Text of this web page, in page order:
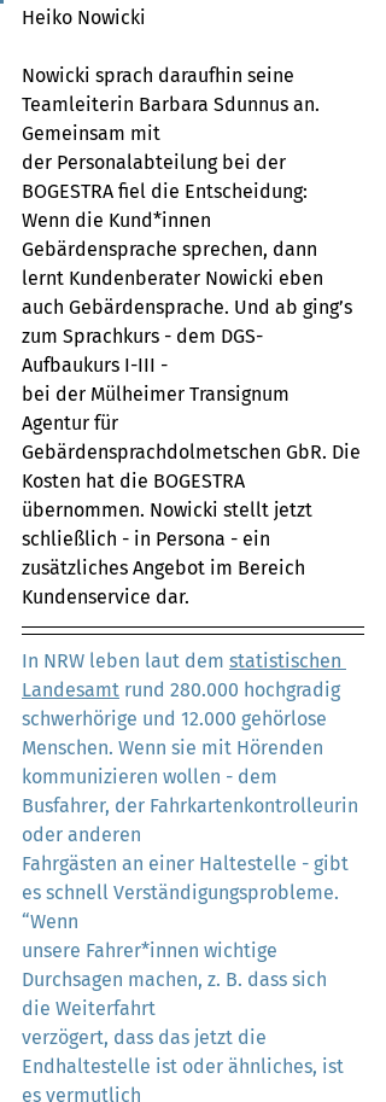
Heiko Nowicki
Nowicki sprach daraufhin seine
Teamleiterin Barbara Sdunnus an.
Gemeinsam mit
der Personalabteilung bei der
BOGESTRA fiel die Entscheidung:
Wenn die Kund*innen
Gebärdensprache sprechen, dann
lernt Kundenberater Nowicki eben
auch Gebärdensprache. Und ab ging’s
zum Sprachkurs - dem DGS-
Aufbaukurs I-III -
bei der Mülheimer Transignum
Agentur für
Gebärdensprachdolmetschen GbR. Die
Kosten hat die BOGESTRA
übernommen. Nowicki stellt jetzt
schließlich - in Persona - ein
zusätzliches Angebot im Bereich
Kundenservice dar.
In NRW leben laut dem statistischen
Landesamt rund 280.000 hochgradig
schwerhörige und 12.000 gehörlose
Menschen. Wenn sie mit Hörenden
kommunizieren wollen - dem
Busfahrer, der Fahrkartenkontrolleurin
oder anderen
Fahrgästen an einer Haltestelle - gibt
es schnell Verständigungsprobleme.
“Wenn
unsere Fahrer*innen wichtige
Durchsagen machen, z. B. dass sich
die Weiterfahrt
verzögert, dass das jetzt die
Endhaltestelle ist oder ähnliches, ist
es vermutlich